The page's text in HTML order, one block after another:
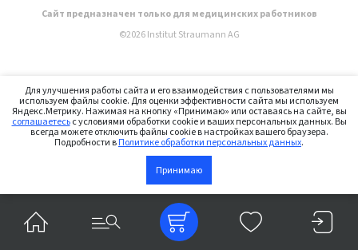
Сайт предназначен только для медицинских работников
©2026 Institut Straumann AG
Для улучшения работы сайта и его взаимодействия с пользователями мы
используем файлы cookie. Для оценки эффективности сайта мы используем
Яндекс.Метрику. Нажимая на кнопку «Принимаю» или оставаясь на сайте, вы
соглашаетесьс условиями обработки cookie и ваших персональных данных. Вы
всегда можете отключить файлы cookie в настройках вашего браузера.
Подробности вПолитике обработки персональных данных.
Принимаю